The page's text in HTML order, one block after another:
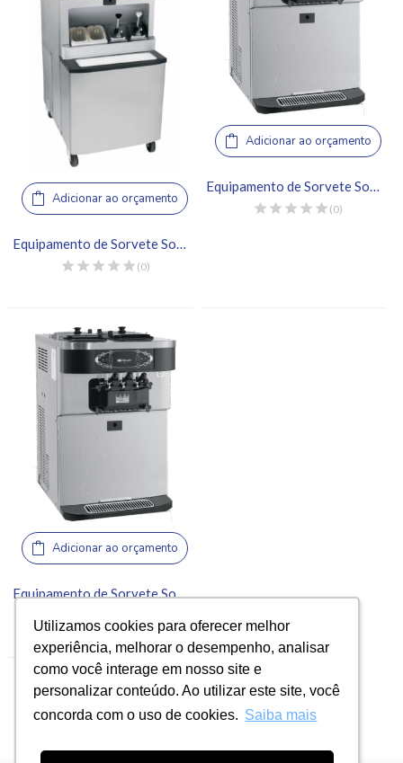
Utilizamos cookies para oferecer melhor
experiência, melhorar o desempenho, analisar
como você interage em nosso site e
personalizar conteúdo. Ao utilizar este site, você
concorda com o uso de cookies. Saiba mais
Utilizamos cookies para oferecer melhor
experiência, melhorar o desempenho, analisar
como você interage em nosso site e
personalizar conteúdo. Ao utilizar este site, você
concorda com o uso de cookies. Saiba mais
Adicionar ao orçamento
(0)
Adicionar ao orçamento
Equipamento de Sorvete Soft de Balcão – Taylor Co., C722
(0)
Adicionar ao orçamento
Equipamento de Sorvete Soft de Balcão – Taylor Co., C723